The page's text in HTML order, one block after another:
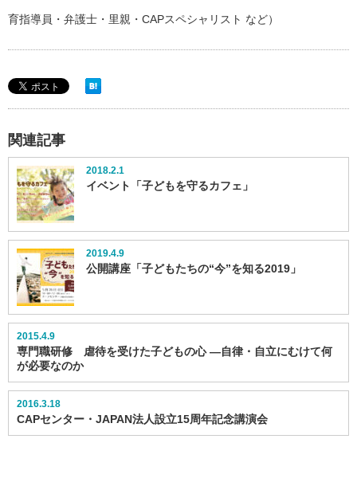
育指導員・弁護士・里親・CAPスペシャリスト など）
関連記事
2018.2.1
イベント「子どもを守るカフェ」
2019.4.9
公開講座「子どもたちの“今”を知る2019」
2015.4.9
専門職研修 虐待を受けた子どもの心 ―自律・自立にむけて何
が必要なのか
2016.3.18
CAPセンター・JAPAN法人設立15周年記念講演会